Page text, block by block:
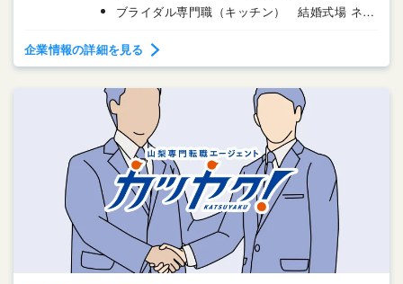
ブライダル専門職（キッチン） 結婚式場 ネオス・ミラベル
企業情報の詳細を見る